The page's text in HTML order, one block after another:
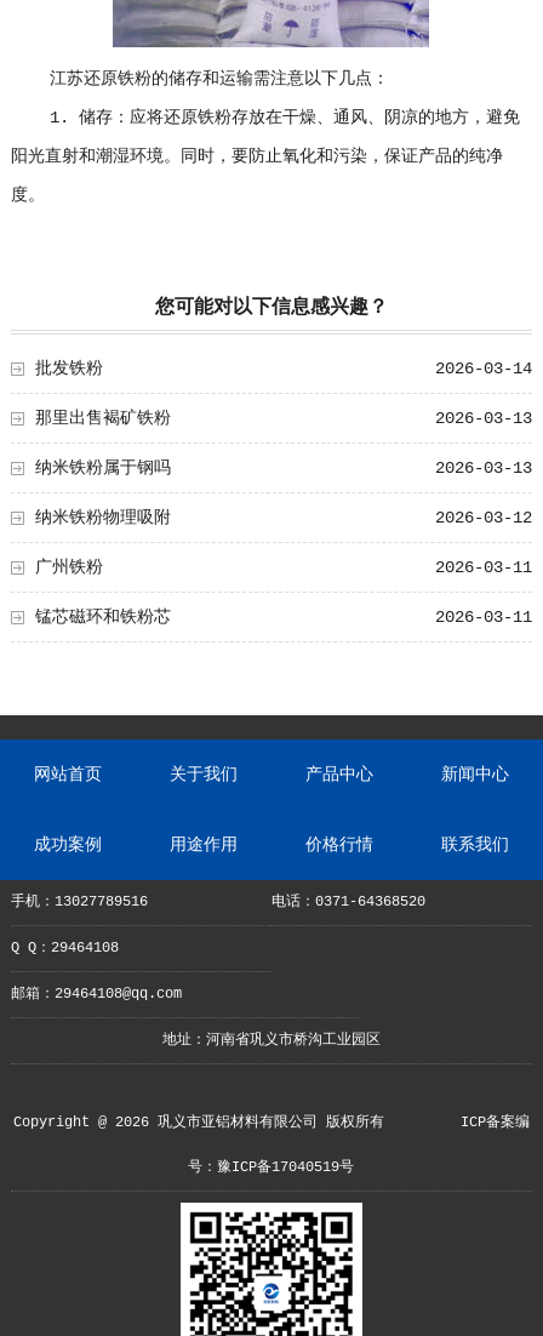
江苏还原铁粉的储存和运输需注意以下几点：
1. 储存：应将还原铁粉存放在干燥、通风、阴凉的地方，避免
阳光直射和潮湿环境。同时，要防止氧化和污染，保证产品的纯净
度。
您可能对以下信息感兴趣？
2026-03-14
批发铁粉
2026-03-13
那里出售褐矿铁粉
2026-03-13
纳米铁粉属于钢吗
2026-03-12
纳米铁粉物理吸附
2026-03-11
广州铁粉
2026-03-11
锰芯磁环和铁粉芯
网站首页 关于我们 产品中心 新闻中心
成功案例 用途作用 价格行情 联系我们
手机：13027789516 电话：0371-64368520
Q Q：29464108
邮箱：29464108@qq.com
地址：河南省巩义市桥沟工业园区
Copyright @ 2026 巩义市亚铝材料有限公司 版权所有 ICP备案编
号：豫ICP备17040519号